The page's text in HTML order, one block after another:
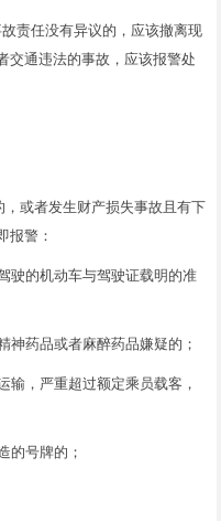
责任没有异议的，应该撤离现
交通违法的事故，应该报警处
或者发生财产损失事故且有下
报警：
驶的机动车与驾驶证载明的准
神药品或者麻醉药品嫌疑的；
输，严重超过额定乘员载客，
的号牌的；